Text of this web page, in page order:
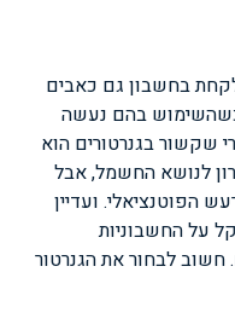
בחשבון גם כאבים
כשהשימוש בהם נעשה
שקשור בגנרטורים הוא
לנושא החשמל, אבל
הפוטנציאלי. ועדיין
על החשבוניות
לבחור את הגנרטור